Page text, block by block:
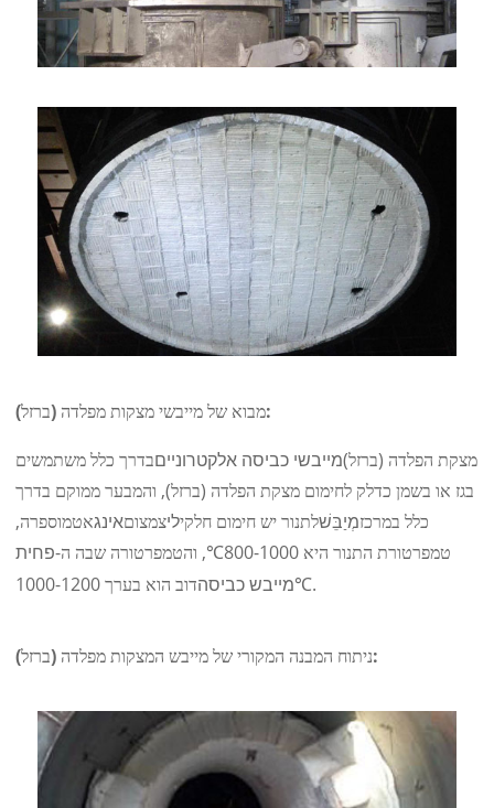
מבוא של מייבשי מצקות מפלדה (ברזל):
מצקת הפלדה (ברזל)מייבשי כביסה אלקטרונייםבדרך כלל משתמשים
בגז או בשמן כדלק לחימום מצקת הפלדה (ברזל), והמבער ממוקם בדרך
כלל במרכזמְיַבֵּשׁלתנור יש חימום חלקיליצמצוםאינגאטמוספרה,
טמפרטורת התנור היא 800-1000
℃, והטמפרטורה שבה ה-פחית
מייבש כביסהדוב הוא בערך 1000-1200 ℃.
ניתוח המבנה המקורי של מייבש המצקות מפלדה (ברזל):